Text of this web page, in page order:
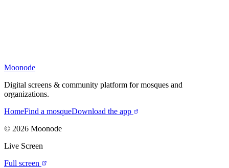
Moonode
Digital screens & community platform for mosques and
organizations.
HomeFind a mosqueDownload the app
© 2026 Moonode
Live Screen
Full screen